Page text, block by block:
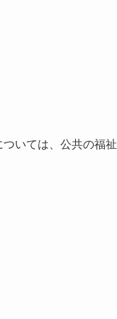
いては、公共の福祉